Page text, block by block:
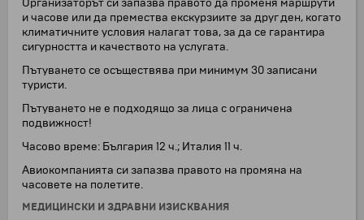
Организаторът си запазва правото да променя маршрути
и часове или да премества екскурзиите за друг ден, когато
климатичните условия налагат това, за да се гарантира
сигурността и качеството на услугата.
Пътуването се осъществява при минимум 30 записани
туристи.
Пътуването не е подходящо за лица с ограничена
подвижност!
Часово време: България 12 ч.; Италия 11 ч.
Авиокомпанията си запазва правото на промяна на
часовете на полетите.
МЕДИЦИНСКИ И ЗДРАВНИ ИЗИСКВАНИЯ